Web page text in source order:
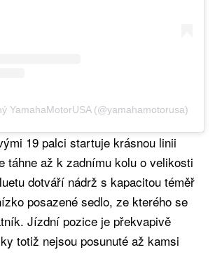
YamahaMotorUSA (@yamahamotorusa)
19 palci startuje krásnou linii
táhne až k zadnímu kolu o velikosti
dotváří nádrž s kapacitou téměř
posazené sedlo, ze kterého se
Jízdní pozice je překvapivě
totiž nejsou posunuté až kamsi